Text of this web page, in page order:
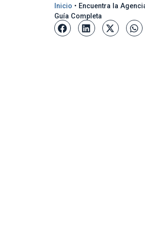
Inicio • Encuentra la
Guía Completa